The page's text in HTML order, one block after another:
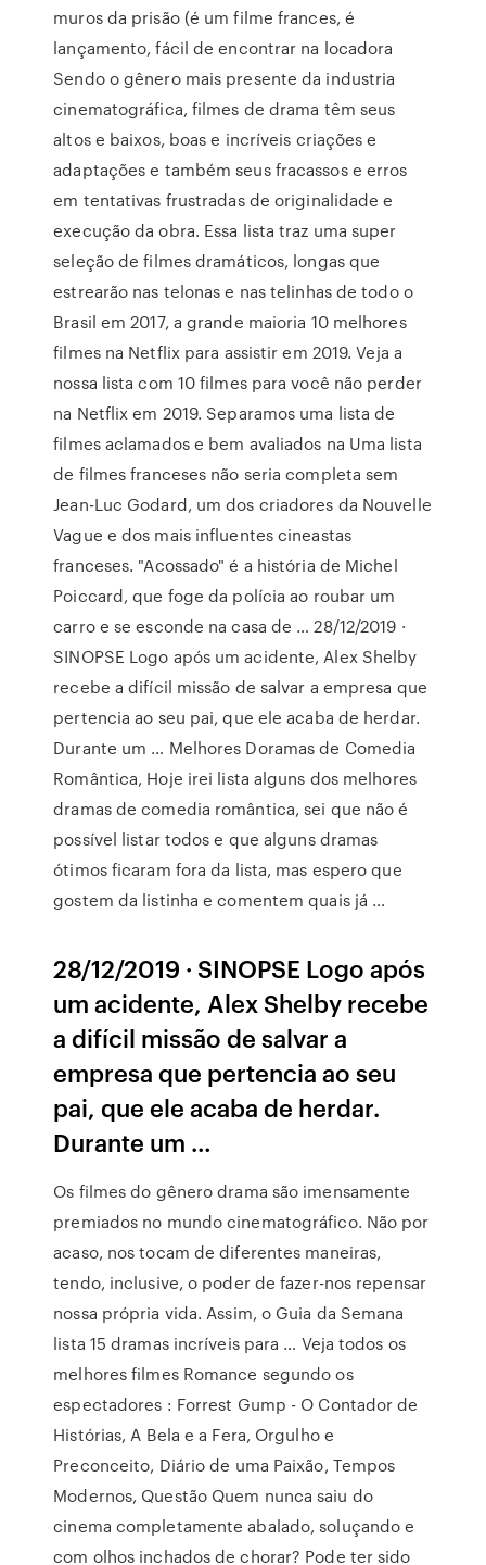
muros da prisão (é um filme frances, é
lançamento, fácil de encontrar na locadora
Sendo o gênero mais presente da industria
cinematográfica, filmes de drama têm seus
altos e baixos, boas e incríveis criações e
adaptações e também seus fracassos e erros
em tentativas frustradas de originalidade e
execução da obra. Essa lista traz uma super
seleção de filmes dramáticos, longas que
estrearão nas telonas e nas telinhas de todo o
Brasil em 2017, a grande maioria 10 melhores
filmes na Netflix para assistir em 2019. Veja a
nossa lista com 10 filmes para você não perder
na Netflix em 2019. Separamos uma lista de
filmes aclamados e bem avaliados na Uma lista
de filmes franceses não seria completa sem
Jean-Luc Godard, um dos criadores da Nouvelle
Vague e dos mais influentes cineastas
franceses. "Acossado" é a história de Michel
Poiccard, que foge da polícia ao roubar um
carro e se esconde na casa de … 28/12/2019 ·
SINOPSE Logo após um acidente, Alex Shelby
recebe a difícil missão de salvar a empresa que
pertencia ao seu pai, que ele acaba de herdar.
Durante um … Melhores Doramas de Comedia
Romântica, Hoje irei lista alguns dos melhores
dramas de comedia romântica, sei que não é
possível listar todos e que alguns dramas
ótimos ficaram fora da lista, mas espero que
gostem da listinha e comentem quais já …
28/12/2019 · SINOPSE Logo após
um acidente, Alex Shelby recebe
a difícil missão de salvar a
empresa que pertencia ao seu
pai, que ele acaba de herdar.
Durante um …
Os filmes do gênero drama são imensamente
premiados no mundo cinematográfico. Não por
acaso, nos tocam de diferentes maneiras,
tendo, inclusive, o poder de fazer-nos repensar
nossa própria vida. Assim, o Guia da Semana
lista 15 dramas incríveis para … Veja todos os
melhores filmes Romance segundo os
espectadores : Forrest Gump - O Contador de
Histórias, A Bela e a Fera, Orgulho e
Preconceito, Diário de uma Paixão, Tempos
Modernos, Questão Quem nunca saiu do
cinema completamente abalado, soluçando e
com olhos inchados de chorar? Pode ter sido